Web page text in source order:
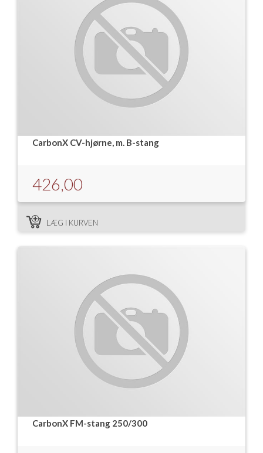
CarbonX CV-hjørne, m. B-stang
426,00
LÆG I KURVEN
CarbonX FM-stang 250/300